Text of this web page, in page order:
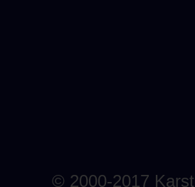
© 2000-2017